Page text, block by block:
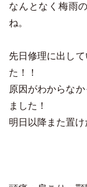
なんとなく梅雨
ね。
先日修理に出し
た！！
原因がわからな
ました！
明日以降また置